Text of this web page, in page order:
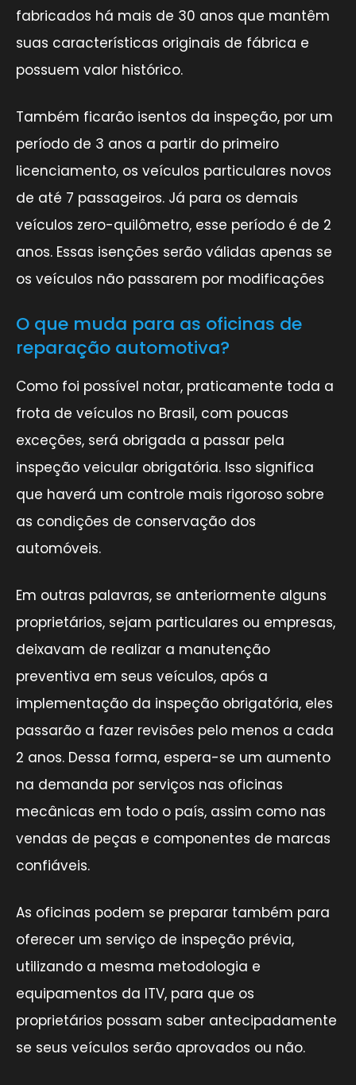
fabricados há mais de 30 anos que mantêm
suas características originais de fábrica e
possuem valor histórico.
Também ficarão isentos da inspeção, por um
período de 3 anos a partir do primeiro
licenciamento, os veículos particulares novos
de até 7 passageiros. Já para os demais
veículos zero-quilômetro, esse período é de 2
anos. Essas isenções serão válidas apenas se
os veículos não passarem por modificações
O que muda para as oficinas de
reparação automotiva?
Como foi possível notar, praticamente toda a
frota de veículos no Brasil, com poucas
exceções, será obrigada a passar pela
inspeção veicular obrigatória. Isso significa
que haverá um controle mais rigoroso sobre
as condições de conservação dos
automóveis.
Em outras palavras, se anteriormente alguns
proprietários, sejam particulares ou empresas,
deixavam de realizar a manutenção
preventiva em seus veículos, após a
implementação da inspeção obrigatória, eles
passarão a fazer revisões pelo menos a cada
2 anos. Dessa forma, espera-se um aumento
na demanda por serviços nas oficinas
mecânicas em todo o país, assim como nas
vendas de peças e componentes de marcas
confiáveis.
As oficinas podem se preparar também para
oferecer um serviço de inspeção prévia,
utilizando a mesma metodologia e
equipamentos da ITV, para que os
proprietários possam saber antecipadamente
se seus veículos serão aprovados ou não.